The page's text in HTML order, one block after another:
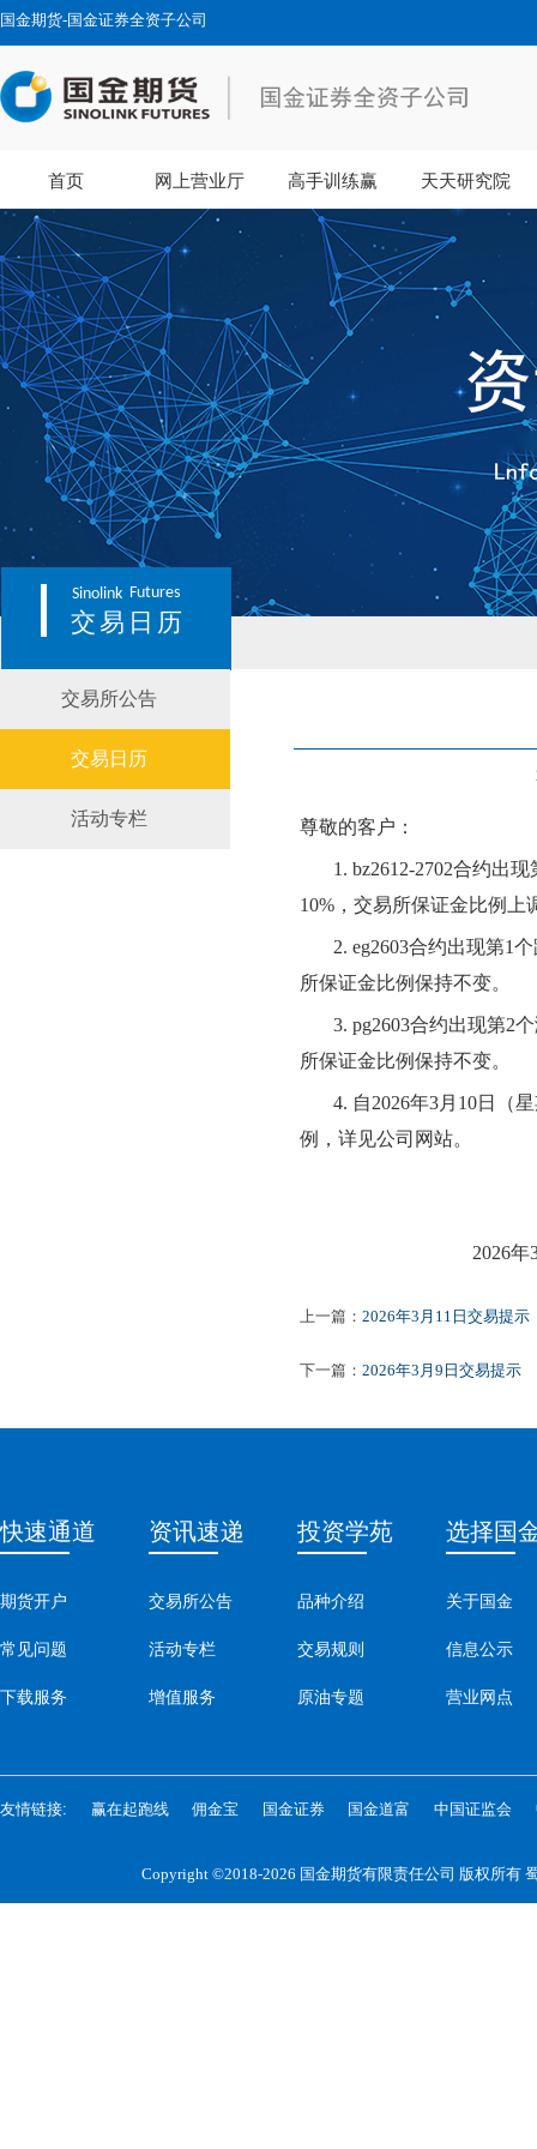
国金期货-国金证券全资子公司
首页 网上营业厅 高手训练赢 天天研究院
Sinolink Futures
交易日历
交易所公告
交易日历
活动专栏 尊敬的客户：
1. bz2612-2702合约出现
10%，交易所保证金比例 上
2. eg2603合约出现第1个
所保证金比例保持不变。
3. pg2603合约出现第2
所保证金比例保持不变。
4. 自2026年3月10日（
例，详见公司网站。
2026年
上一篇： 2026年3月11日交易提示
下一篇： 2026年3月9日交易提示
快速通道
期货开户
常见问题
下载服务
资讯速递
交易所公告
活动专栏
增值服务
投资学苑
品种介绍
交易规则
原油专题
选择国
关于国金
信息公示
营业网点
友情链接: 赢在起跑线 佣金宝 国金证券 国金道富 中国证监会
Copyright ©2018-2026 国金期货有限责任公司 版权所有